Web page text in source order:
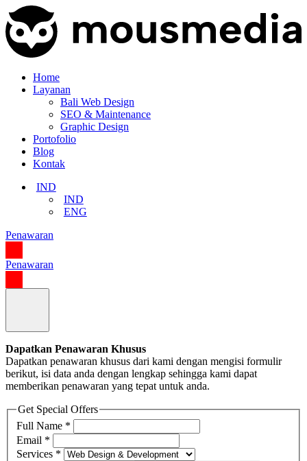
Home
Layanan
Bali Web Design
SEO & Maintenance
Graphic Design
Portofolio
Blog
Kontak
IND
IND
ENG
Penawaran
Penawaran
Dapatkan Penawaran Khusus
Dapatkan penawaran khusus dari kami dengan mengisi formulir
berikut, isi data anda dengan lengkap sehingga kami dapat
memberikan penawaran yang tepat untuk anda.
Get Special Offers
Full Name *
Email *
Services *